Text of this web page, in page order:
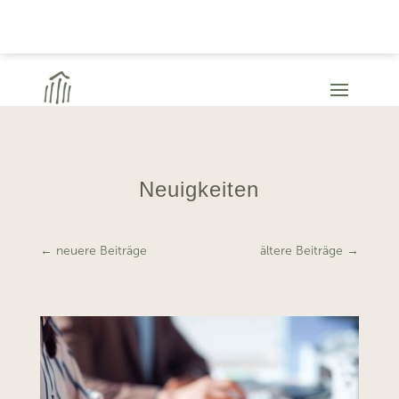
Neuigkeiten
← neuere Beiträge ältere Beiträge →